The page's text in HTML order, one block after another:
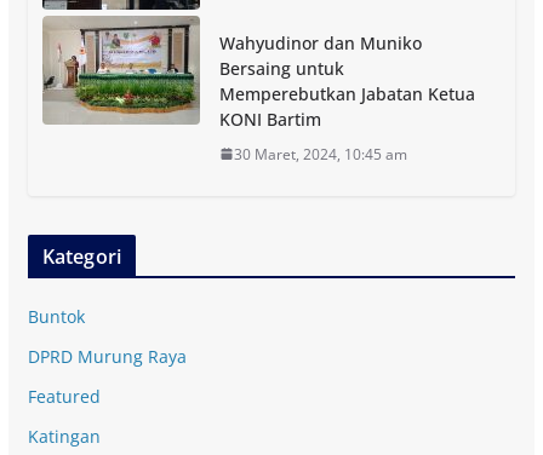
Wahyudinor dan Muniko
Bersaing untuk
Memperebutkan Jabatan Ketua
KONI Bartim
30 Maret, 2024, 10:45 am
Kategori
Buntok
DPRD Murung Raya
Featured
Katingan